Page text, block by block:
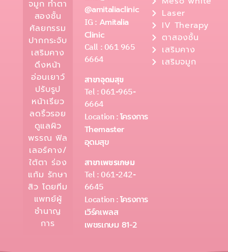
จมูก ทำตา
สองชั้น
ศัลยกรรม
ปากกระจับ
เสริมคาง
ดึงหน้า
อ่อนเยาว์
ปรับรูป
หน้าเรียว
ลดริ้วรอย
ดูแลผิว
พรรณ ฟิล
เลอร์คาง/
ใต้ตา ร่อง
แก้ม รักษา
สิว โดยทีม
แพทย์ผู้
ชำนาญ
การ
@amitaliaclinic
IG : Amitalia
Clinic
Call : 061 965
6664
สาขาอุดมสุข
Tel : 061-965-
6664
Location :โครงการ
Themaster
อุดมสุข
สาขาเพชรเกษม
Tel : 061-242-
6645
Location :โครงการ
เวิร์คเพลส
เพชรเกษม 81-2
Laser
IV Therapy
ตาสองชั้น
เสริมคาง
เสริมจมูก